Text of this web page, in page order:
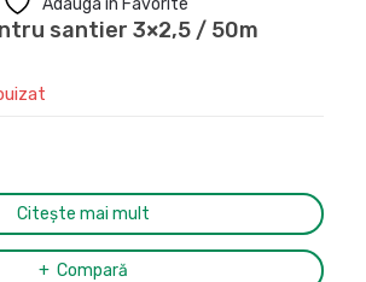
santier 3×2,5 / 50m
Citește mai mult
Compară